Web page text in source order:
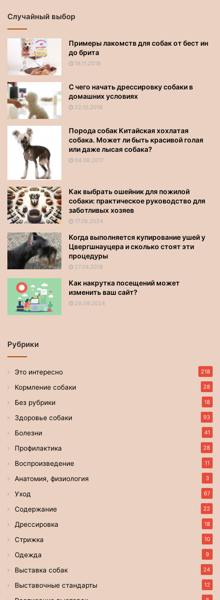
Случайный выбор
Примеры лакомств для собак от бест ин
до брита
19.11.2018
С чего начать дрессировку собаки в
домашних условиях
22.10.2018
Порода собак Китайская хохлатая
собака. Может ли быть красивой голая
или даже лысая собака?
04.06.2017
Как выбрать ошейник для пожилой
собаки: практическое руководство для
заботливых хозяев
17.08.2024
Когда выполняется купирование ушей у
Цвергшнауцера и сколько стоят эти
процедуры
27.04.2018
Как накрутка посещений может
изменить ваш сайт?
29.09.2024
Рубрики
Это интересно 218
Кормление собаки 28
Без рубрики 18
Здоровье собаки 93
Болезни 41
Профилактика 28
Воспроизведение 11
Анатомия, физиология 3
Уход 67
Содержание 22
Дрессировка 18
Стрижка 10
Одежда 9
Выставка собак 24
Выставочные стандарты 12